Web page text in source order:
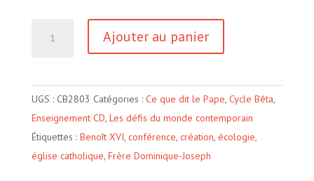
dans
la
Création
selon
Benoît
Ajouter au panier
UGS : CB2803 Catégories : Ce que dit le Pape, Cycle Bêta,
Enseignement CD, Les défis du monde contemporain
Étiquettes : Benoît XVI, conférence, création, écologie,
église catholique, Frère Dominique-Joseph